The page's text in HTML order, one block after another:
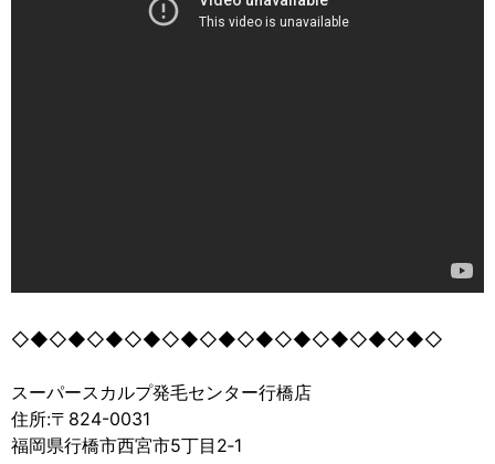
◇◆◇◆◇◆◇◆◇◆◇◆◇◆◇◆◇◆◇◆◇◆◇
スーパースカルプ発毛センター行橋店
住所:〒824-0031
福岡県行橋市西宮市5丁目2‐1